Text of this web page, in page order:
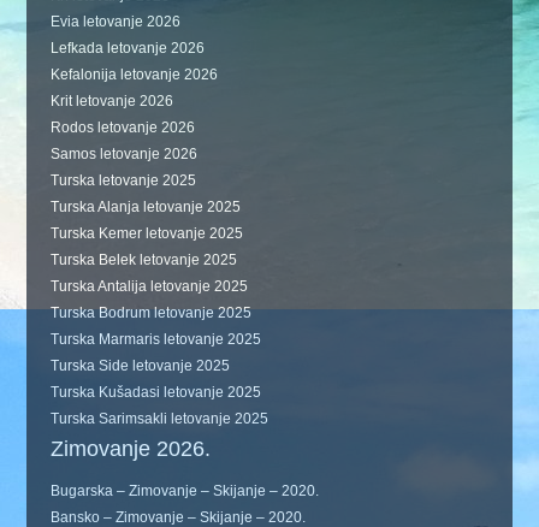
Evia letovanje 2026
Lefkada letovanje 2026
Kefalonija letovanje 2026
Krit letovanje 2026
Rodos letovanje 2026
Samos letovanje 2026
Turska letovanje 2025
Turska Alanja letovanje 2025
Turska Kemer letovanje 2025
Turska Belek letovanje 2025
Turska Antalija letovanje 2025
Turska Bodrum letovanje 2025
Turska Marmaris letovanje 2025
Turska Side letovanje 2025
Turska Kušadasi letovanje 2025
Turska Sarimsakli letovanje 2025
Zimovanje 2026.
Bugarska – Zimovanje – Skijanje – 2020.
Bansko – Zimovanje – Skijanje – 2020.